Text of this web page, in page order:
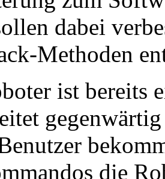
dabei
Methoden
ist bereits
die